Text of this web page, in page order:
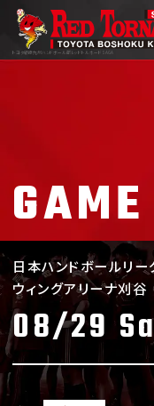
トヨタ紡織九州ハンドボール部レッドトルネードSAGA
GAME
日本ハンドボールリー
ウィングアリーナ刈谷
08/29